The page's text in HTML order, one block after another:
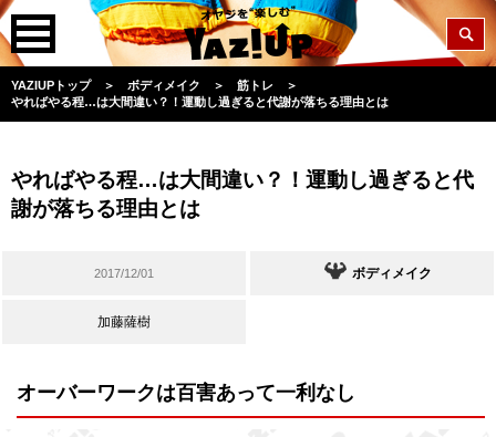
YAZIUPトップ ＞ ボディメイク ＞ 筋トレ
＞
やればやる程…は大間違い？！運動し過ぎると代謝が落ちる理由とは
やればやる程…は大間違い？！運動し過ぎると代
謝が落ちる理由とは
2017/12/01 ボディメイク
加藤薩樹
オーバーワークは百害あって一利なし